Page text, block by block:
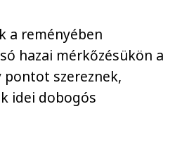
a reményében
hazai mérkőzésükön a
szereznek,
idei dobogós